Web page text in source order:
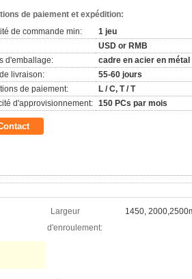
de paiement et expédition:
de commande min:
1 jeu
USD or RMB
d'emballage:
cadre en acier en métal
livraison:
55-60 jours
de paiement:
L / C, T / T
d'approvisionnement: 150 PCs par mois
Largeur
d'enroulement:
1450,